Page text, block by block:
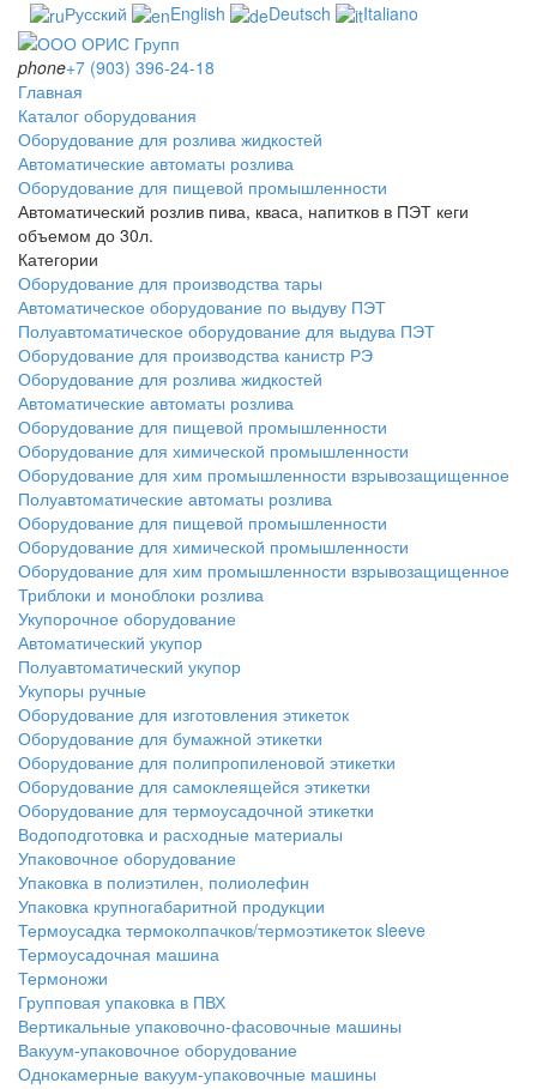
Русский English Deutsch Italiano
phone+7 (903) 396-24-18
Главная
Каталог оборудования
Оборудование для розлива жидкостей
Автоматические автоматы розлива
Оборудование для пищевой промышленности
Автоматический розлив пива, кваса, напитков в ПЭТ кеги
объемом до 30л.
Категории
Оборудование для производства тары
Автоматическое оборудование по выдуву ПЭТ
Полуавтоматическое оборудование для выдува ПЭТ
Оборудование для производства канистр РЭ
Оборудование для розлива жидкостей
Автоматические автоматы розлива
Оборудование для пищевой промышленности
Оборудование для химической промышленности
Оборудование для хим промышленности взрывозащищенное
Полуавтоматические автоматы розлива
Оборудование для пищевой промышленности
Оборудование для химической промышленности
Оборудование для хим промышленности взрывозащищенное
Триблоки и моноблоки розлива
Укупорочное оборудование
Автоматический укупор
Полуавтоматический укупор
Укупоры ручные
Оборудование для изготовления этикеток
Оборудование для бумажной этикетки
Оборудование для полипропиленовой этикетки
Оборудование для самоклеящейся этикетки
Оборудование для термоусадочной этикетки
Водоподготовка и расходные материалы
Упаковочное оборудование
Упаковка в полиэтилен, полиолефин
Упаковка крупногабаритной продукции
Термоусадка термоколпачков/термоэтикеток sleeve
Термоусадочная машина
Термоножи
Групповая упаковка в ПВХ
Вертикальные упаковочно-фасовочные машины
Вакуум-упаковочное оборудование
Однокамерные вакуум-упаковочные машины